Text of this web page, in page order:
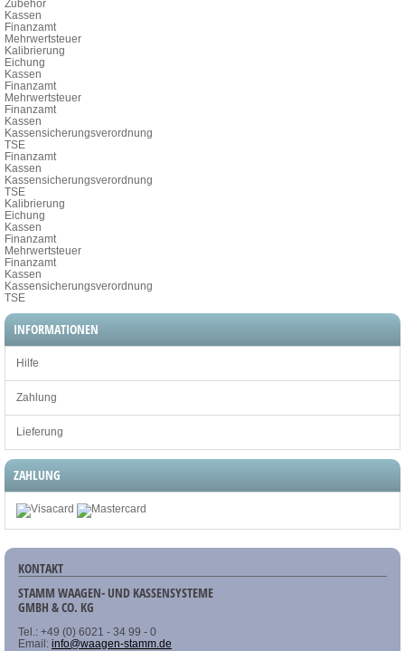
Zubehör
Kassen
Finanzamt
Mehrwertsteuer
Kalibrierung
Eichung
Kassen
Finanzamt
Mehrwertsteuer
Finanzamt
Kassen
Kassensicherungsverordnung
TSE
Finanzamt
Kassen
Kassensicherungsverordnung
TSE
Kalibrierung
Eichung
Kassen
Finanzamt
Mehrwertsteuer
Finanzamt
Kassen
Kassensicherungsverordnung
TSE
INFORMATIONEN
Hilfe
Zahlung
Lieferung
ZAHLUNG
KONTAKT
STAMM WAAGEN- UND KASSENSYSTEME
GMBH & CO. KG
Tel.: +49 (0) 6021 - 34 99 - 0
Email: info@waagen-stamm.de